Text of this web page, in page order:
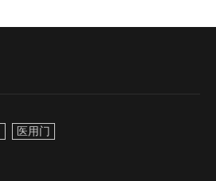
医用门